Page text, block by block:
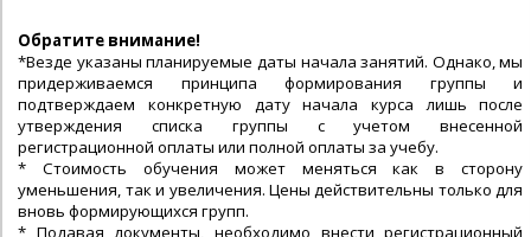
Обратите внимание!
*Везде указаны планируемые даты начала занятий. Однако, мы
придерживаемся принципа формирования группы и
подтверждаем конкретную дату начала курса лишь после
утверждения списка группы с учетом внесенной
регистрационной оплаты или полной оплаты за учебу.
* Cтоимость обучения может меняться как в сторону
уменьшения, так и увеличения. Цены действительны только для
вновь формирующихся групп.
* Подавая документы, необходимо внести регистрационный